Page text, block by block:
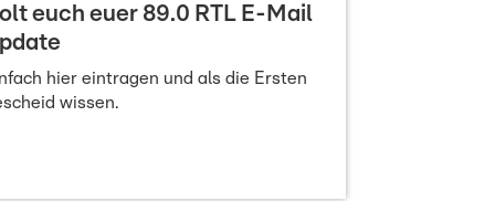
euch euer 89.0 RTL E-Mail
hier eintragen und als die Ersten
wissen.